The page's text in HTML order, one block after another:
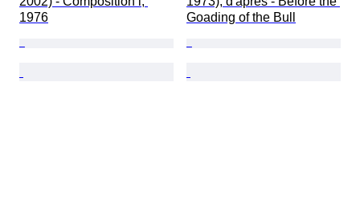
1976
Goading of the Bull